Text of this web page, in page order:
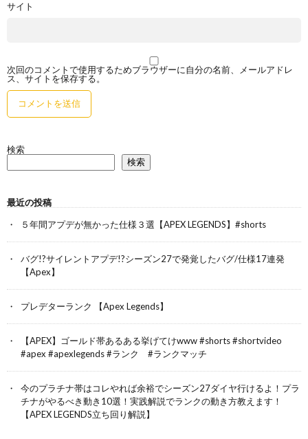
サイト
次回のコメントで使用するためブラウザーに自分の名前、メールアドレ
ス、サイトを保存する。
検索
検索
最近の投稿
５年間アプデが無かった仕様３選【APEX LEGENDS】#shorts
バグ!?サイレントアプデ!?シーズン27で発覚したバグ/仕様17連発
【Apex】
プレデターランク 【Apex Legends】
【APEX】ゴールド帯あるある挙げてけwww #shorts #shortvideo
#apex #apexlegends #ランク #ランクマッチ
今のプラチナ帯はコレやれば余裕でシーズン27ダイヤ行けるよ！プラ
チナがやるべき動き10選！実践解説でランクの動き方教えます！
【APEX LEGENDS立ち回り解説】